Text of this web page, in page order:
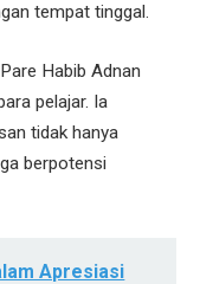
tempat tinggal.
Habib Adnan
pelajar. Ia
tidak hanya
berpotensi
Apresiasi